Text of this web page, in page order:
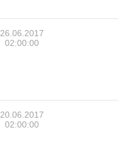
26.06.2017
02:00:00
20.06.2017
02:00:00